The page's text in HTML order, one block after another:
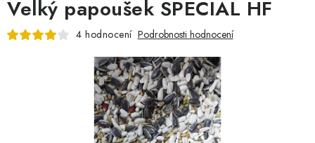
KONTAKT
Velký papoušek SPECIÁL HF
4 hodnocení Podrobnosti hodnocení